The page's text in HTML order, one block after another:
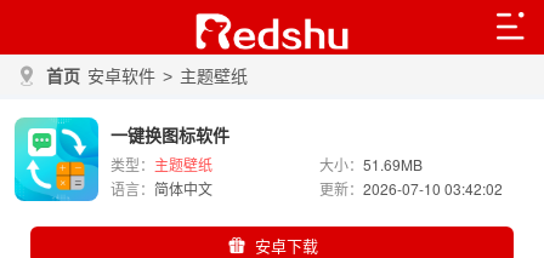
首页 安卓软件 > 主题壁纸
一键换图标软件
类型： 主题壁纸 大小：51.69MB
语言： 简体中文 更新：2026-07-10 03:42:02
安卓下载